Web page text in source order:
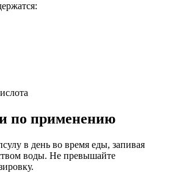
по применению
в день во время еды, запивая
воды. Не превышайте